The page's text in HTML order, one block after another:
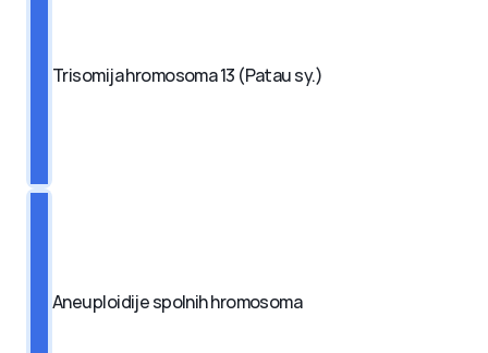
Trisomija hromosoma 13 (Patau sy.)
Aneuploidije spolnih hromosoma